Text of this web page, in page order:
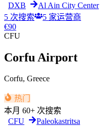
DXB
Al Ain City Center
5 次搜索
5 家运营商
€90
CFU
Corfu Airport
Corfu, Greece
热门
本月 60+ 次搜索
CFU
Paleokastritsa